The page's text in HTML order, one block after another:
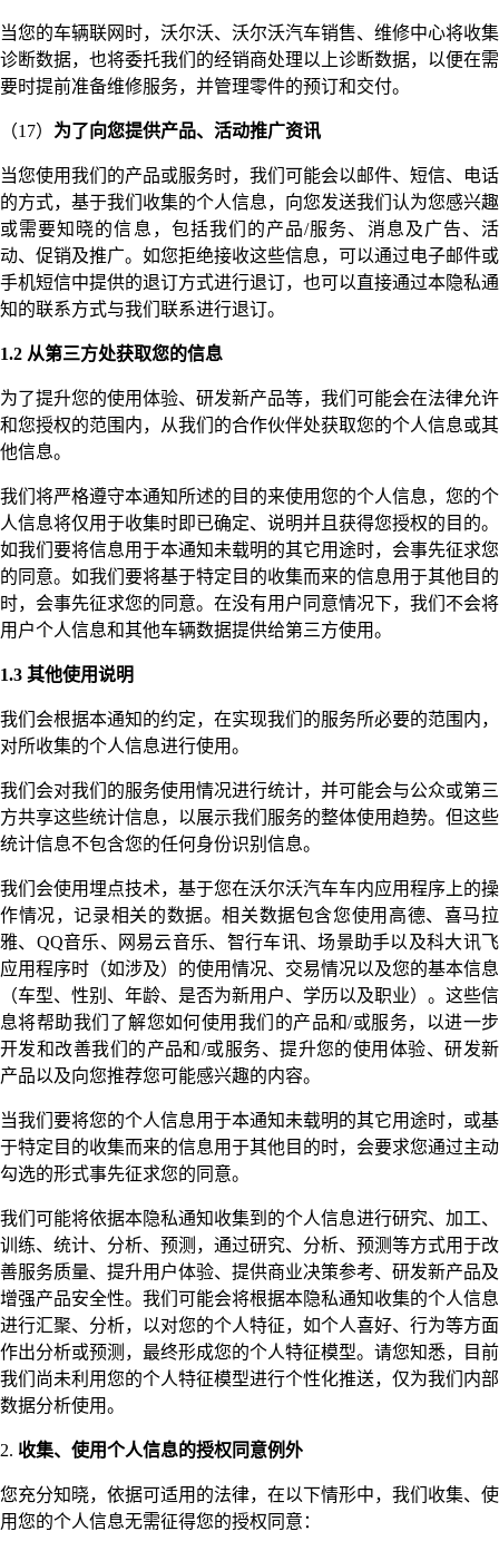
当您的车辆联网时，沃尔沃、沃尔沃汽车销售、维修中心将收集
诊断数据，也将委托我们的经销商处理以上诊断数据，以便在需
要时提前准备维修服务，并管理零件的预订和交付。
（17） 为了向您提供产品、活动推广资讯
当您使用我们的产品或服务时，我们可能会以邮件、短信、电话
的方式，基于我们收集的个人信息，向您发送我们认为您感兴趣
或需要知晓的信息，包括我们的产品/服务、消息及广告、活
动、促销及推广。如您拒绝接收这些信息，可以通过电子邮件或
手机短信中提供的退订方式进行退订，也可以直接通过本隐私通
知的联系方式与我们联系进行退订。
1.2 从第三方处获取您的信息
为了提升您的使用体验、研发新产品等，我们可能会在法律允许
和您授权的范围内，从我们的合作伙伴处获取您的个人信息或其
他信息。
我们将严格遵守本通知所述的目的来使用您的个人信息，您的个
人信息将仅用于收集时即已确定、说明并且获得您授权的目的。
如我们要将信息用于本通知未载明的其它用途时，会事先征求您
的同意。如我们要将基于特定目的收集而来的信息用于其他目的
时，会事先征求您的同意。在没有用户同意情况下，我们不会将
用户个人信息和其他车辆数据提供给第三方使用。
1.3 其他使用说明
我们会根据本通知的约定，在实现我们的服务所必要的范围内，
对所收集的个人信息进行使用。
我们会对我们的服务使用情况进行统计，并可能会与公众或第三
方共享这些统计信息，以展示我们服务的整体使用趋势。但这些
统计信息不包含您的任何身份识别信息。
我们会使用埋点技术，基于您在沃尔沃汽车车内应用程序上的操
作情况，记录相关的数据。相关数据包含您使用高德、喜马拉
雅、QQ音乐、网易云音乐、智行车讯、场景助手以及科大讯飞
应用程序时（如涉及）的使用情况、交易情况以及您的基本信息
（车型、性别、年龄、是否为新用户、学历以及职业）。这些信
息将帮助我们了解您如何使用我们的产品和/或服务，以进一步
开发和改善我们的产品和/或服务、提升您的使用体验、研发新
产品以及向您推荐您可能感兴趣的内容。
当我们要将您的个人信息用于本通知未载明的其它用途时，或基
于特定目的收集而来的信息用于其他目的时，会要求您通过主动
勾选的形式事先征求您的同意。
我们可能将依据本隐私通知收集到的个人信息进行研究、加工、
训练、统计、分析、预测，通过研究、分析、预测等方式用于改
善服务质量、提升用户体验、提供商业决策参考、研发新产品及
增强产品安全性。我们可能会将根据本隐私通知收集的个人信息
进行汇聚、分析，以对您的个人特征，如个人喜好、行为等方面
作出分析或预测，最终形成您的个人特征模型。请您知悉，目前
我们尚未利用您的个人特征模型进行个性化推送，仅为我们内部
数据分析使用。
2. 收集、使用个人信息的授权同意例外
您充分知晓，依据可适用的法律，在以下情形中，我们收集、使
用您的个人信息无需征得您的授权同意：